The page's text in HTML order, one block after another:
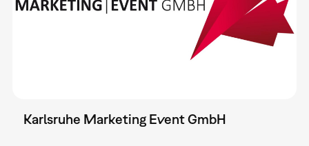
Karlsruhe Marketing Event GmbH